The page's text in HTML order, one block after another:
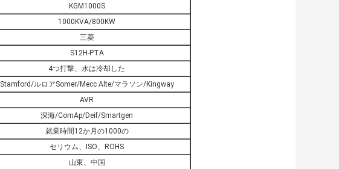
KGM1000S
1000KVA/800KW
三菱
S12H-PTA
4つ打撃、水は冷却した
Stamford/ルロアSomer/Mecc Alte/マラソン/Kingway
AVR
深海/ComAp/Deif/Smartgen
就業時間12か月の1000の
セリウム、ISO、ROHS
山東、中国